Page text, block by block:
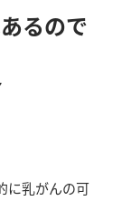
るので
に乳がんの可